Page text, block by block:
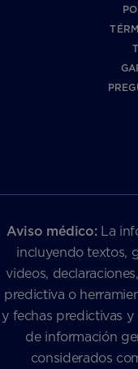
Aviso médico:La
incluyendo textos,
videos,
predictiva o
y fechas predictivas
de información
considerados